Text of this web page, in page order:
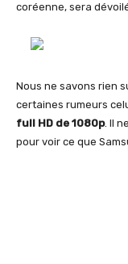
coréenne, sera
Nous ne savons rien
certaines rumeurs
full HD de 1080p. Il
pour voir ce que